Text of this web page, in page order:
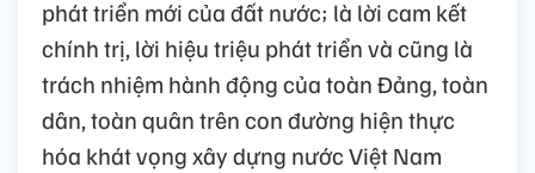
phát triển mới của đất nước; là lời cam kết
chính trị, lời hiệu triệu phát triển và cũng là
trách nhiệm hành động của toàn Đảng, toàn
dân, toàn quân trên con đường hiện thực
hóa khát vọng xây dựng nước Việt Nam